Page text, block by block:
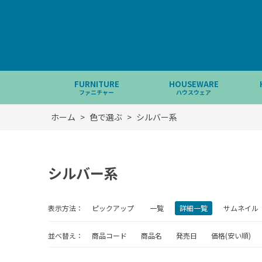
FURNITURE
ファニチャー
HOUSEWARE
ハウスウェア
ホーム > 色で選ぶ > シルバー系
シルバー系
表示方法： ピックアップ 一覧 詳細一覧 サムネイル
並べ替え： 商品コード 商品名 発売日 価格(安い順)